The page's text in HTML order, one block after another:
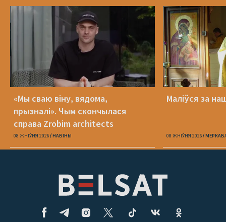
«Мы сваю віну, вядома,
прызналі». Чым скончылася
справа Zrobim architects
08 ЖНІЎНЯ 2026 НАВІНЫ
Маліўся за
08 ЖНІЎНЯ 2026